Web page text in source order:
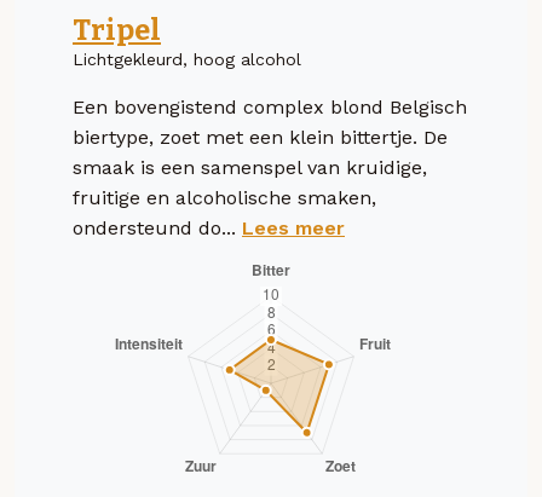
Tripel
Lichtgekleurd, hoog alcohol
Een bovengistend complex blond Belgisch
biertype, zoet met een klein bittertje. De
smaak is een samenspel van kruidige,
fruitige en alcoholische smaken,
ondersteund do... Lees meer